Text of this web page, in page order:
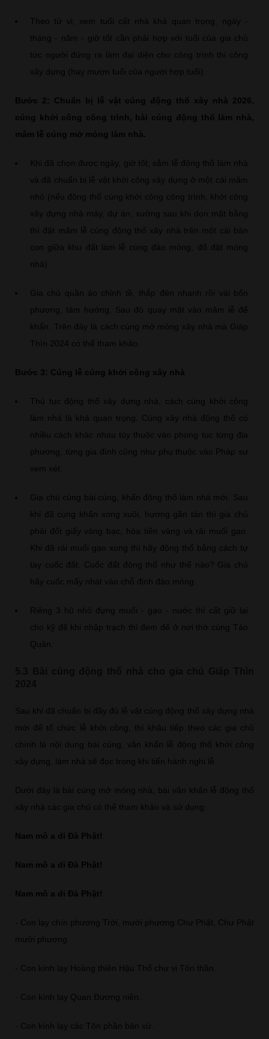
Theo tử vi, xem tuổi cất nhà khá quan trọng, ngày -
tháng - năm - giờ tốt cần phải hợp với tuổi của gia chủ
tức người đứng ra làm đại diện cho công trình thi công
xây dựng (hay mượn tuổi của người hợp tuổi).
Bước 2: Chuẩn bị lễ vật cúng động thổ xây nhà 2026,
cúng khởi công công trình, bài cúng động thổ làm nhà,
mâm lễ cúng mở móng làm nhà.
Khi đã chọn được ngày, giờ tốt, sắm lễ động thổ làm nhà
và đã chuẩn bị lễ vật khởi công xây dựng ở một cái mâm
nhỏ (nếu động thổ cúng khởi công công trình, khởi công
xây dựng nhà máy, dự án, xưởng sau khi dọn mặt bằng
thì đặt mâm lễ cúng động thổ xây nhà trên một cái bàn
con giữa khu đất làm lễ cúng đào móng, đổ đặt móng
nhà).
Gia chủ quần áo chỉnh tề, thắp đèn nhanh rồi vái bốn
phương, tám hướng. Sau đó quay mặt vào mâm lễ để
khấn. Trên đây là cách cúng mở móng xây nhà mà Giáp
Thìn 2024 có thể tham khảo.
Bước 3: Cúng lễ cúng khởi công xây nhà
Thủ tục động thổ xây dựng nhà, cách cúng khởi công
làm nhà là khá quan trọng. Cúng xây nhà động thổ có
nhiều cách khác nhau tùy thuộc vào phong tục từng địa
phương, từng gia đình cũng như phụ thuộc vào Pháp sư
xem xét.
Gia chủ cúng bài cúng, khấn động thổ làm nhà mới. Sau
khi đã cúng khấn xong xuôi, hương gần tàn thì gia chủ
phải đốt giấy vàng bạc, hóa tiền vàng và rải muối gạo.
Khi đã rải muối gạo xong thì hãy động thổ bằng cách tự
tay cuốc đất. Cuốc đất động thổ như thế nào? Gia chủ
hãy cuốc mấy nhát vào chỗ định đào móng.
Riêng 3 hũ nhỏ đựng muối - gạo - nước thì cất giữ lại
cho kỹ để khi nhập trạch thì đem để ở nơi thờ cúng Táo
Quân.
Sau khi đã chuẩn bị đầy đủ lễ vật cúng động thổ xây dựng nhà
mới để tổ chức lễ khởi công, thì khâu tiếp theo các gia chủ
chính là nội dung bài cúng, văn khấn lễ động thổ khởi công
xây dựng, làm nhà sẽ đọc trong khi tiến hành nghi lễ.
Dưới đây là bài cúng mở móng nhà, bài văn khấn lễ động thổ
xây nhà các gia chủ có thể tham khảo và sử dụng:
Nam mô a di Đà Phật!
Nam mô a di Đà Phật!
Nam mô a di Đà Phật!
- Con lạy chín phương Trời, mười phương Chư Phật, Chư Phật
mười phương
- Con kính lạy Hoàng thiên Hậu Thổ chư vị Tôn thần.
- Con kính lạy Quan Đương niên.
- Con kính lạy các Tôn phần bản xứ.